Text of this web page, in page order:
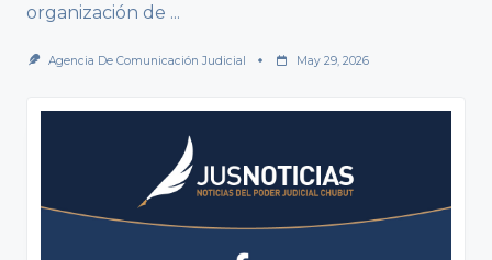
organización de ...
Agencia De Comunicación Judicial May 29, 2026